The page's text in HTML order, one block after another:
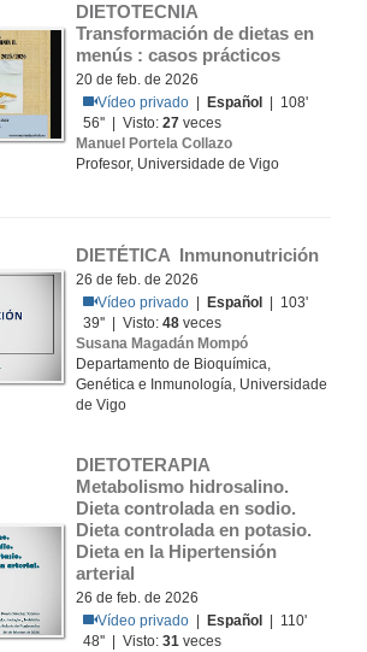
DIETOTECNIA
Transformación de dietas en
menús : casos prácticos
20 de feb. de 2026
Vídeo privado
Español
| 108'
56'' | Visto:27 veces
Manuel Portela Collazo
Profesor, Universidade de Vigo
DIETÉTICA  Inmunonutrición
26 de feb. de 2026
Vídeo privado
Español
| 103'
39'' | Visto:48 veces
Susana Magadán Mompó
Departamento de Bioquímica,
Genética e Inmunología, Universidade
de Vigo
DIETOTERAPIA
Metabolismo hidrosalino.
Dieta controlada en sodio.
Dieta controlada en potasio.
Dieta en la Hipertensión
arterial
26 de feb. de 2026
Vídeo privado
Español
| 110'
48'' | Visto:31 veces